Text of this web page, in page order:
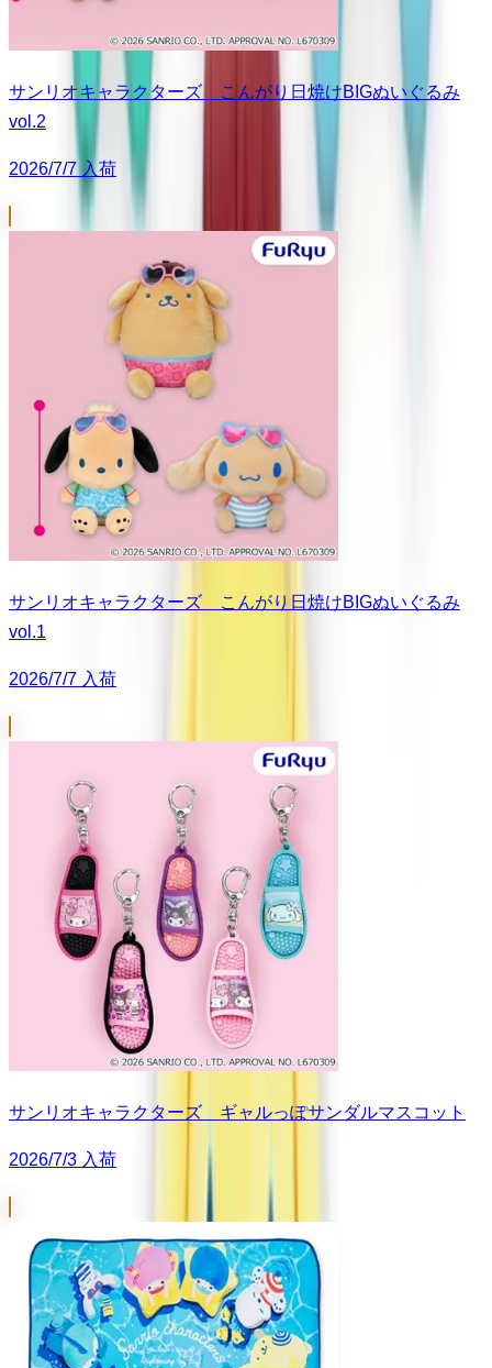
サンリオキャラクターズ こんがり日焼けBIGぬいぐるみ
vol.2
2026/7/7 入荷
サンリオキャラクターズ こんがり日焼けBIGぬいぐるみ
vol.1
2026/7/7 入荷
サンリオキャラクターズ ギャルっぽサンダルマスコット
2026/7/3 入荷